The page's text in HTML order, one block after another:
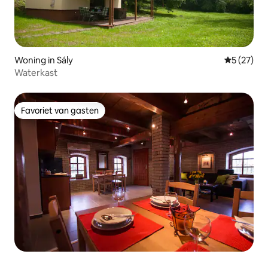
Woning in Sály
5 (27)
Waterkast
Favoriet van gasten
Favoriet van gasten